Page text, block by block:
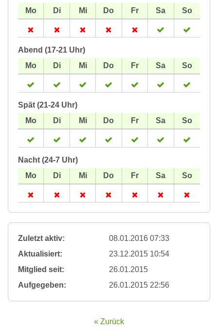
Abend (17-21 Uhr)
Spät (21-24 Uhr)
Nacht (24-7 Uhr)
Zuletzt aktiv:
08.01.2016 07:33
Aktualisiert:
23.12.2015 10:54
Mitglied seit:
26.01.2015
Aufgegeben:
26.01.2015 22:56
« Zurück